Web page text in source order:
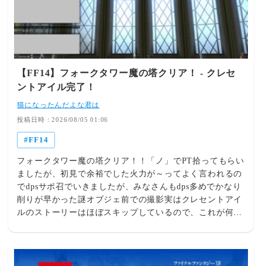
データ再ロードやキャッシュクリア処理において、一部の
ケースで時間を要してしまっていることを確認したため、
これらの処理を更に最適化し、同様の況においても、デー
タロードが高速になるよう対応し、現在そのプログラムの
検証を行っております。他のいくつかの不具合とともにで
きるだけ早急にアップデートできるよう対応を行っており
ますので、改善までいましばらくお待ちくださいますよう
すことをお詫びいたします。 816： とあるヒカセンさん
@ξﾟ⊿ﾟ)ξ： 2026/08/05(水) 10:08:41.90 ID:TvSv4BNJ0
(6/8回レス) [sage] [-] ▽レイドで戦闘不能になったら25秒
暗転で殴れない時間ができるの、戦闘不能ペナルティきつ
すぎて笑う 817： とあるヒカセンさん@ξﾟ⊿ﾟ)ξ：
2026/08/05(水) 10:09:30.72 ID:7bysfMZI0 (5/5回レス)
[sage] [-] ▽Switch2でケフカや演出過多のエデンや竜詩ク
リアするとこ見てえｗ 818： とあるヒカセンさん@ξﾟ
⊿ﾟ)ξ： 2026/08/05(水) 10:11:04.23 ID:k/agWE0T0 (1/1回
【FF14】フォークタワー魔の塔クリア！ - クレセ
ントアイル完了！
猫になったんだよな君は
投稿日時：2026/08/05 01:06
FF14
フォークタワー魔の塔クリア！！「ノ」でPT拾ってもらい
ましたが、初見で余裕でした火力が～ってよく言われるの
でdpsサポ召でいきましたが、みなさんもdps多めでかなり
削りが早かった謎オブジェ前での撮影実はクレセントアイ
ルのストーリーはほぼスキップしているので、これが何の
しているので、ケテンラムが話す言葉の持つ意味がサッパ
リ分からない・・・